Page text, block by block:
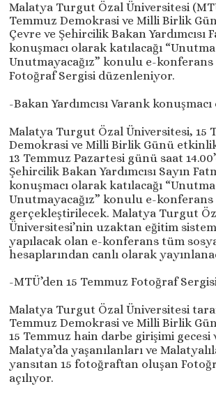
Malatya Turgut Özal Üniversitesi
Temmuz Demokrasi ve Milli Birlik
Çevre ve Şehircilik Bakan Yardımcısı
konuşmacı olarak katılacağı
Unutmayacağız” konulu e-konferans
Fotoğraf Sergisi düzenleniyor.
-Bakan Yardımcısı Varank
Malatya Turgut Özal Üniversitesi, 15
Demokrasi ve Milli Birlik Günü
13 Temmuz Pazartesi günü saat
Şehircilik Bakan Yardımcısı Sayın
konuşmacı olarak katılacağı
Unutmayacağız” konulu e-konferans
gerçekleştirilecek. Malatya Turgut
Üniversitesi’nin uzaktan eğitim
yapılacak olan e-konferans tüm
hesaplarından canlı olarak
-MTÜ’den 15 Temmuz Fotoğraf
Malatya Turgut Özal Üniversitesi
Temmuz Demokrasi ve Milli Birlik
15 Temmuz hain darbe girişimi gecesi
Malatya’da yaşanılanları ve
yansıtan 15 fotoğraftan oluşan
açılıyor.